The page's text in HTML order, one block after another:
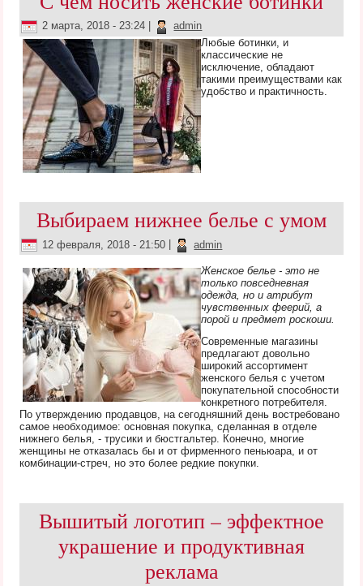
2 марта, 2018 - 23:24
admin
Любые ботинки, и
классические не
исключение, обладают
такими преимуществами как
удобство и практичность.
Выбираем нижнее белье с умом
12 февраля, 2018 - 21:50 admin
Женское белье - это не
только повседневная
одежда, но и атрибут
чувственных феерий, а
порой и предмет роскоши.
Современные магазины
предлагают довольно
широкий ассортимент
женского белья с учетом
покупательной способности
конкретного потребителя.
По утверждению продавцов, на сегодняшний день востребовано
самое необходимое: основная покупка, сделанная в отделе
нижнего белья, - трусики и бюстгальтер. Конечно, многие
женщины не отказалась бы и от фирменного пеньюара, и от
комбинации-стреч, но это более редкие покупки.
Вышитый логотип – эффектное
украшение и продуктивная
реклама